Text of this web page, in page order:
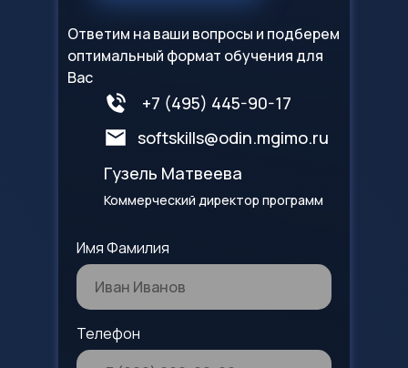
Имя Фамилия
Телефон
Ответим на ваши вопросы и подберем
оптимальный формат обучения для
Вас
+7 (495) 445-90-17
softskills@odin.mgimo.ru
Гузель Матвеева
Коммерческий директор программ